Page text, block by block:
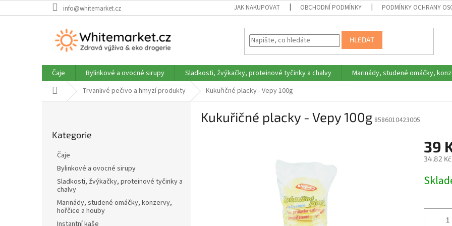
na
info@whitemarket.cz JAK NAKUPOVAT OBCHODNÍ PODMÍNKY PODMÍNKY OCHRANY
HLEDAT
Čaje Bylinkové a ovocné sirupy Sladkosti, žvýkačky, proteinové tyčinky a chalvy Marinády, studené omáčky,
Domů Trvanlivé pečivo a hmyzí produkty Kukuřičné placky - Vepy 100g
kategorie
Kategorie
Čaje
Bylinkové a ovocné sirupy
Sladkosti, žvýkačky, proteinové tyčinky a
chalvy
Marinády, studené omáčky, konzervy,
hořčice a houby
Instantní kaše
Kukuřičné placky - Vepy 100g 8586010423005
39
34,82
cena: